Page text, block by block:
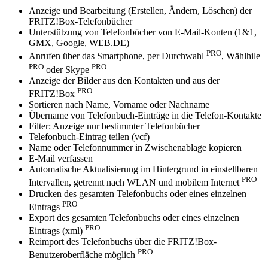
Anzeige und Bearbeitung (Erstellen, Ändern, Löschen) der
FRITZ!Box-Telefonbücher
Unterstützung von Telefonbücher von E-Mail-Konten (1&1,
GMX, Google, WEB.DE)
Anrufen über das Smartphone, per Durchwahl PRO, Wählhile
PRO oder Skype PRO
Anzeige der Bilder aus den Kontakten und aus der
FRITZ!Box PRO
Sortieren nach Name, Vorname oder Nachname
Übername von Telefonbuch-Einträge in die Telefon-Kontakte
Filter: Anzeige nur bestimmter Telefonbücher
Telefonbuch-Eintrag teilen (vcf)
Name oder Telefonnummer in Zwischenablage kopieren
E-Mail verfassen
Automatische Aktualisierung im Hintergrund in einstellbaren
Intervallen, getrennt nach WLAN und mobilem Internet PRO
Drucken des gesamten Telefonbuchs oder eines einzelnen
Eintrags PRO
Export des gesamten Telefonbuchs oder eines einzelnen
Eintrags (xml) PRO
Reimport des Telefonbuchs über die FRITZ!Box-
Benutzeroberfläche möglich PRO